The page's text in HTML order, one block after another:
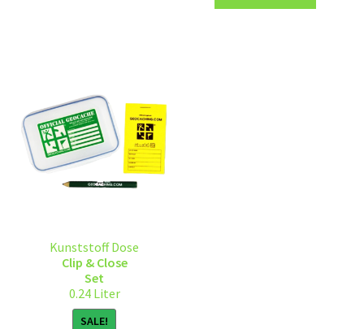
Kunststoff Dose
Clip & Close
Set
0.24 Liter
SALE!